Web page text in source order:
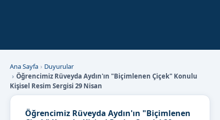
Ana Sayfa
Duyurular
Öğrencimiz Rüveyda Aydın'ın "Biçimlenen Çiçek" Konulu
Kişisel Resim Sergisi 29 Nisan
Öğrencimiz Rüveyda Aydın'ın "Biçimlenen